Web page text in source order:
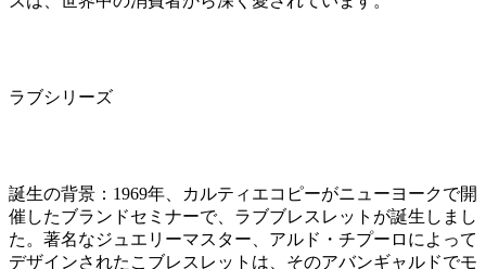
ラブシリーズ
誕生の背景：1969年、カルティエコピーがニューヨークで開
催したブランドセミナーで、ラブブレスレットが誕生しまし
た。著名なジュエリーマスター、アルド・チプーロによって
デザインされたこブレスレットは、そのアバンギャルドでモ